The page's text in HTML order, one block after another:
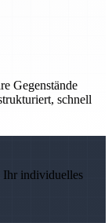
Gegenstände
schnell
Ihr individuelles